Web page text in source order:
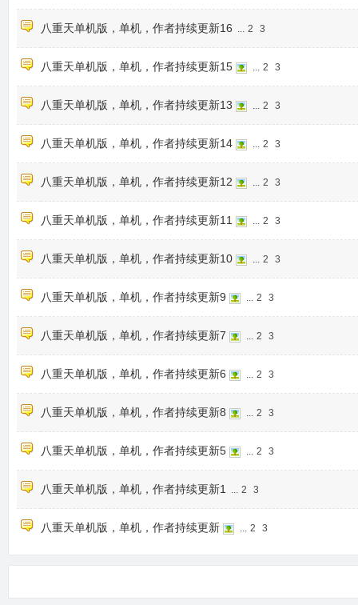
八重天单机版，单机，作者持续更新16 ... 2 3
八重天单机版，单机，作者持续更新15 ... 2 3
八重天单机版，单机，作者持续更新13 ... 2 3
八重天单机版，单机，作者持续更新14 ... 2 3
八重天单机版，单机，作者持续更新12 ... 2 3
八重天单机版，单机，作者持续更新11 ... 2 3
八重天单机版，单机，作者持续更新10 ... 2 3
八重天单机版，单机，作者持续更新9 ... 2 3
八重天单机版，单机，作者持续更新7 ... 2 3
八重天单机版，单机，作者持续更新6 ... 2 3
八重天单机版，单机，作者持续更新8 ... 2 3
八重天单机版，单机，作者持续更新5 ... 2 3
八重天单机版，单机，作者持续更新1 ... 2 3
八重天单机版，单机，作者持续更新 ... 2 3